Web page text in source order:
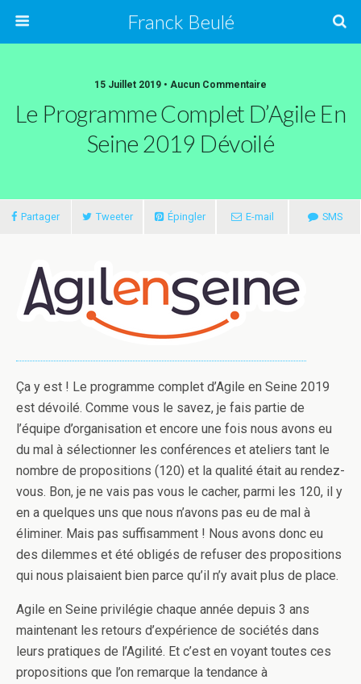
Franck Beulé
15 Juillet 2019 • Aucun Commentaire
Le Programme Complet D’Agile En
Seine 2019 Dévoilé
Partager Tweeter Épingler E-mail SMS
Ça y est ! Le programme complet d’Agile en Seine 2019
est dévoilé. Comme vous le savez, je fais partie de
l’équipe d’organisation et encore une fois nous avons eu
du mal à sélectionner les conférences et ateliers tant le
nombre de propositions (120) et la qualité était au rendez-
vous. Bon, je ne vais pas vous le cacher, parmi les 120, il y
en a quelques uns que nous n’avons pas eu de mal à
éliminer. Mais pas suffisamment ! Nous avons donc eu
des dilemmes et été obligés de refuser des propositions
qui nous plaisaient bien parce qu’il n’y avait plus de place.
Agile en Seine privilégie chaque année depuis 3 ans
maintenant les retours d’expérience de sociétés dans
leurs pratiques de l’Agilité. Et c’est en voyant toutes ces
propositions que l’on remarque la tendance à